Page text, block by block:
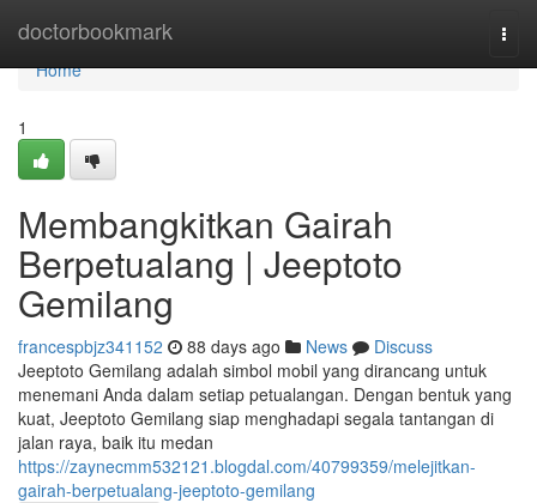
doctorbookmark
Home
Home
1
Membangkitkan Gairah
Berpetualang | Jeeptoto
Gemilang
francespbjz341152 88 days ago News
Discuss
Jeeptoto Gemilang adalah simbol mobil yang dirancang untuk
menemani Anda dalam setiap petualangan. Dengan bentuk yang
kuat, Jeeptoto Gemilang siap menghadapi segala tantangan di
jalan raya, baik itu medan
https://zaynecmm532121.blogdal.com/40799359/melejitkan-
gairah-berpetualang-jeeptoto-gemilang